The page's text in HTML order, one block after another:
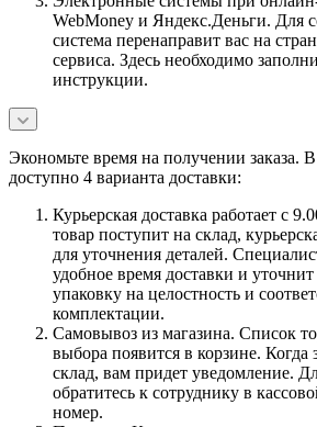
WebMoney и Яндекс.Деньги. Для
система перенаправит вас на
сервиса. Здесь необходимо
инструкции.
Экономьте время на получении заказа.
доступно 4 варианта доставки:
Курьерская доставка работает с
товар поступит на склад,
для уточнения деталей.
удобное время доставки и
упаковку на целостность и
комплектации.
Самовывоз из магазина. Список
выбора появится в корзине. Когда
склад, вам придет уведомление.
обратитесь к сотруднику в
номер.